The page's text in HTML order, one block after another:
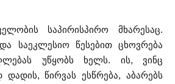
საპირისპირო მხარესაც.
საეკლესიო წესებით ცხოვრება
უწყობს ხელს. ის, ვინც
დადის, წირვას ესწრება, აბარებს